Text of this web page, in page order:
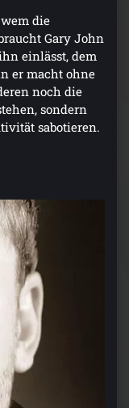
die
Gary John
einlässt, dem
er macht ohne
noch die
sondern
sabotieren.